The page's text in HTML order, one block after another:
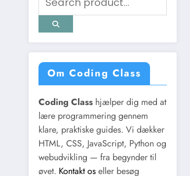
Om Coding Class
Coding Class hjælper dig med at
lære programmering gennem
klare, praktiske guides. Vi dækker
HTML, CSS, JavaScript, Python og
webudvikling — fra begynder til
øvet. Kontakt oseller besøg